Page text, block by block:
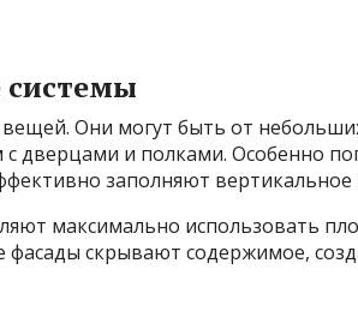
Они могут быть от
с дверцами и полками. Особенно
заполняют вертикальное
максимально использовать
фасады скрывают содержимое,